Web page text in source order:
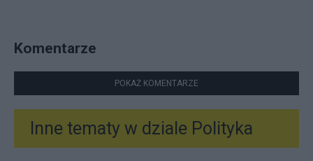
Komentarze
POKAŻ KOMENTARZE
Inne tematy w dziale Polityka